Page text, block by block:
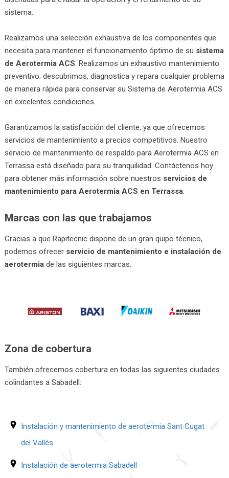
sistema.
Realizamos una selección exhaustiva de los componentes que
necesita para mantener el funcionamiento óptimo de su sistema
de Aerotermia ACS. Realizamos un exhaustivo mantenimiento
preventivo; descubrimos, diagnostica y repara cualquier problema
de manera rápida para conservar su Sistema de Aerotermia ACS
en excelentes condiciones.
Garantizamos la satisfacción del cliente, ya que ofrecemos
servicios de mantenimiento a precios competitivos. Nuestro
servicio de mantenimiento de respaldo para Aerotermia ACS en
Terrassa está diseñado para su tranquilidad. Contáctenos hoy
para obtener más información sobre nuestros servicios de
mantenimiento para Aerotermia ACS en Terrassa.
Marcas con las que trabajamos
Gracias a que Rapitecnic dispone de un gran quipo técnico,
podemos ofrecer servicio de mantenimiento e instalación de
aerotermiade las siguientes marcas:
Zona de cobertura
También ofrecemos cobertura en todas las siguientes ciudades
colindantes a Sabadell:
Instalación y mantenimiento de aerotermia Sant Cugat
del Vallés
Instalación de aerotermia Sabadell